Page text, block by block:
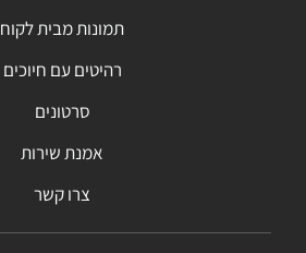
תמונות מבית לקוח
רהיטים עם חיוכים
סרטונים
אמנת שירות
צרו קשר